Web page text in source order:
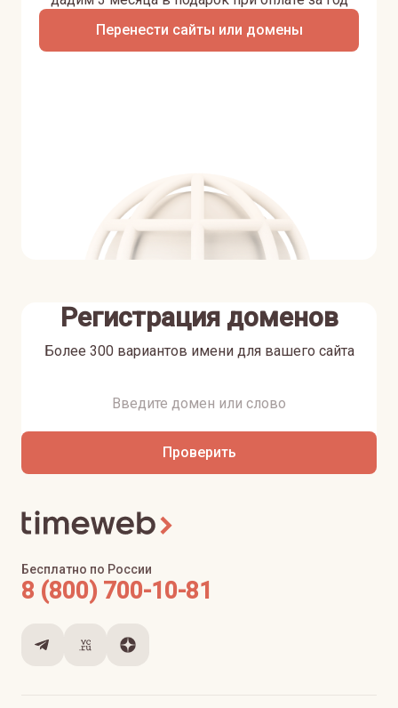
Перенести сайты или домены
Регистрация доменов
Более 300 вариантов имени для вашего сайта
Проверить
Бесплатно по России
8 (800) 700-10-81